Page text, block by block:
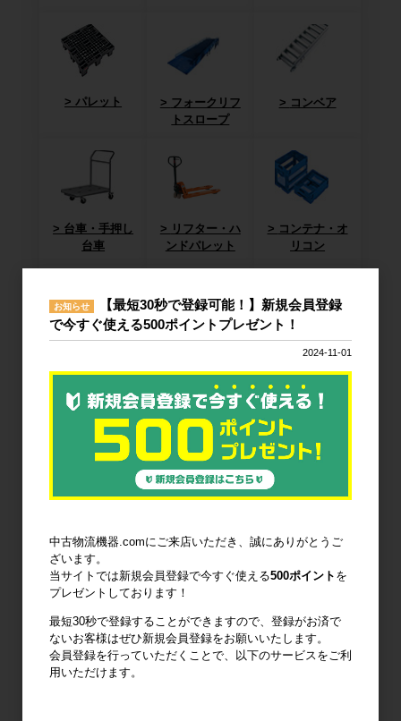
パレット
フォークリフ
トスロープ
コンベア
台車・手押し
台車
リフター・ハ
ンドパレット
コンテナ・オ
リコン
梱包機・封函
機
イヤ
作業環境改善
お知らせ
【最短30秒で登録可能！】新規会員登録
で今すぐ使える500ポイントプレゼント！
2024-11-01
中古物流機器.comにご来店いただき、誠にありがとうご
ざいます。
当サイトでは新規会員登録で今すぐ使える500ポイント を
プレゼントしております！
最短30秒で登録することができますので、登録がお済で
ないお客様はぜひ新規会員登録をお願いいたします。
会員登録を行っていただくことで、以下のサービスをご利
用いただけます。